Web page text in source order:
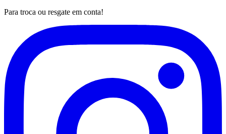
Para troca ou resgate em conta!